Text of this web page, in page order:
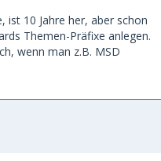
ist 10 Jahre her, aber schon
Themen-Präfixe anlegen.
wenn man z.B. MSD